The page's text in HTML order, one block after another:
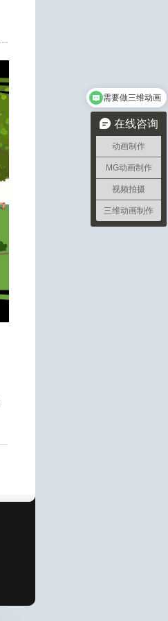
在线咨询
动画制作
MG动画制作
视频拍摄
三维动画制作
需要做三维动画